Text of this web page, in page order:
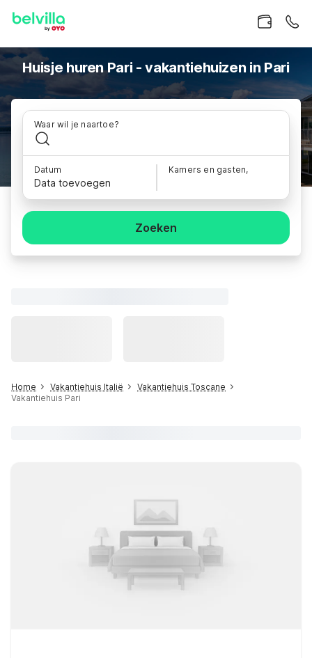
Huisje huren Pari - vakantiehuizen in Pari
Waar wil je naartoe?
Datum
Data toevoegen
Kamers en gasten,
Zoeken
Home Vakantiehuis Italië
Vakantiehuis Toscane
Vakantiehuis Pari